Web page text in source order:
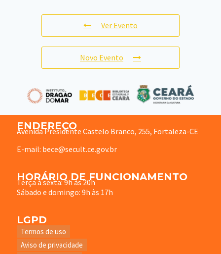
Ver Evento
Novo Evento
ENDEREÇO
Avenida Presidente Castelo Branco, 255, Fortaleza-CE
E-mail: bece@secult.ce.gov.br
HORÁRIO DE FUNCIONAMENTO
Terça à sexta: 9h às 20h
Sábado e domingo: 9h às 17h
LGPD
Termos de uso
Aviso de privacidade